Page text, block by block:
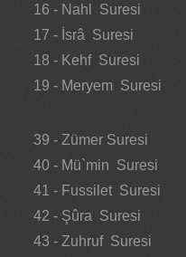
16 - Nahl Suresi
17 - İsrâ Suresi
18 - Kehf Suresi
19 - Meryem Suresi
39 - Zümer Suresi
40 - Mü`min Suresi
41 - Fussilet Suresi
42 - Şûra Suresi
43 - Zuhruf Suresi